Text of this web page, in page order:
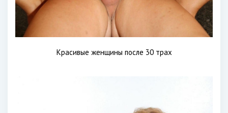
Красивые женщины после 30 трах